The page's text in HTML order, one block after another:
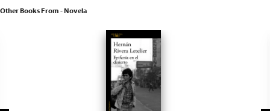
Other Books From - Novela